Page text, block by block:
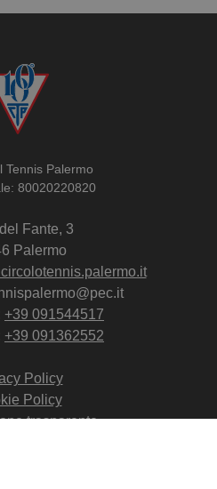
Tennis Palermo
80020220820
Fante, 3
Palermo
+39 091544517
+39 091362552
Policy
Policy
trasparente